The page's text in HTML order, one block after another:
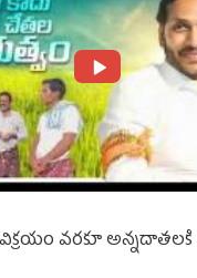
విక్రయం వరకూ